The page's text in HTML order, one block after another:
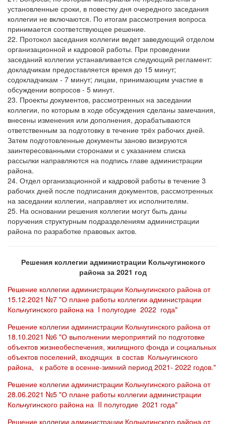
установленные сроки, в повестку дня очередного заседания
коллегии не включаются. По итогам рассмотрения вопроса
принимается соответствующее решение.
22. Протокол заседания коллегии ведет заведующий отделом
организационной и кадровой работы. При проведении
заседаний коллегии устанавливается следующий регламент:
докладчикам предоставляется время до 15 минут;
содокладчикам - 7 минут; лицам, принимающим участие в
обсуждении вопросов - 5 минут.
23. Проекты документов, рассмотренных на заседании
коллегии, по которым в ходе обсуждения сделаны замечания,
внесены изменения или дополнения, дорабатываются
ответственным за подготовку в течение трёх рабочих дней.
Затем подготовленные документы заново визируются
заинтересованными сторонами и с указанием списка
рассылки направляются на подпись главе администрации
района.
24. Отдел организационной и кадровой работы в течение 3
рабочих дней после подписания документов, рассмотренных
на заседании коллегии, направляет их исполнителям.
25. На основании решения коллегии могут быть даны
поручения структурным подразделениям администрации
района по разработке правовых актов.
Решения коллегии администрации Кольчугинского
района за 2021 год
Решение коллегии администрации Кольчугинского района от
15.12.2021 №7 "О плане работы коллегии администрации
Кольчугинского района на I полугодие 2022 года"
Решение коллегии администрации Кольчугинского района от
18.10.2021 №6 "О выполнении мероприятий по подготовке
объектов жизнеобеспечения, жилищного фонда и социальных
объектов поселений, входящих в состав Кольчугинского
района, к работе в осенне-зимний период 2021- 2022 годов."
Решение коллегии администрации Кольчугинского района от
28.06.2021 №5 "О плане работы коллегии администрации
Кольчугинского района на II полугодие 2021 года"
Решение коллегии администрации Кольчугинского района от